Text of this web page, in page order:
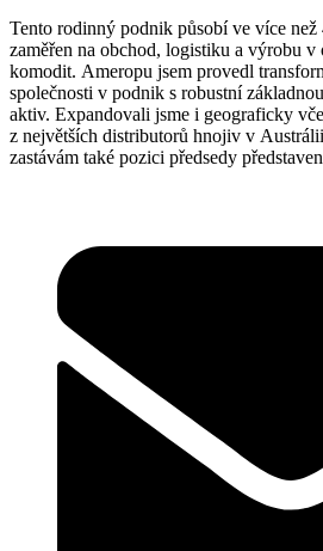
Tento rodinný podnik působí ve více než
zaměřen na obchod, logistiku a výrobu v
komodit. Ameropu jsem provedl
společnosti v podnik s robustní
aktiv. Expandovali jsme i geograficky
z největších distributorů hnojiv v
zastávám také pozici předsedy